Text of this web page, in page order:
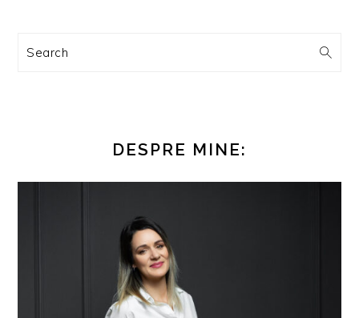
Search
DESPRE MINE: